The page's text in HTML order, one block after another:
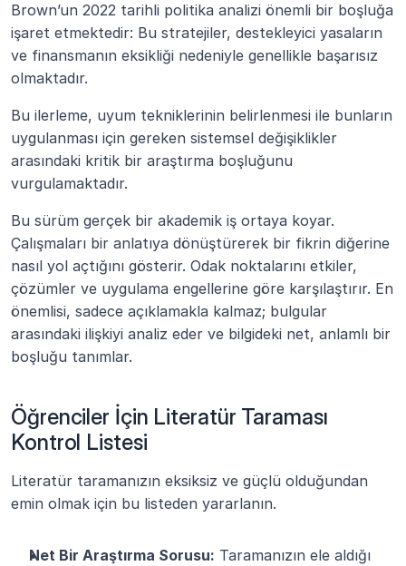
Brown’un 2022 tarihli politika analizi önemli bir boşluğa
işaret etmektedir: Bu stratejiler, destekleyici yasaların
ve finansmanın eksikliği nedeniyle genellikle başarısız
olmaktadır.
Bu ilerleme, uyum tekniklerinin belirlenmesi ile bunların
uygulanması için gereken sistemsel değişiklikler
arasındaki kritik bir araştırma boşluğunu
vurgulamaktadır.
Bu sürüm gerçek bir akademik iş ortaya koyar.
Çalışmaları bir anlatıya dönüştürerek bir fikrin diğerine
nasıl yol açtığını gösterir. Odak noktalarını etkiler,
çözümler ve uygulama engellerine göre karşılaştırır. En
önemlisi, sadece açıklamakla kalmaz; bulgular
arasındaki ilişkiyi analiz eder ve bilgideki net, anlamlı bir
boşluğu tanımlar.
Öğrenciler İçin Literatür Taraması
Kontrol Listesi
Literatür taramanızın eksiksiz ve güçlü olduğundan
emin olmak için bu listeden yararlanın.
Net Bir Araştırma Sorusu: Taramanızın ele aldığı